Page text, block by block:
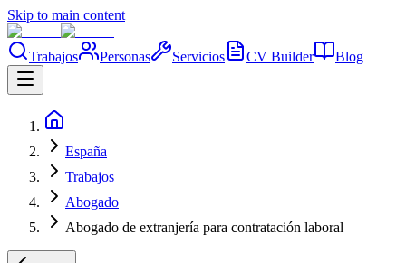
Skip to main content
Trabajos Personas Servicios CV Builder Blog
España
Trabajos
Abogado
Abogado de extranjería para contratación laboral